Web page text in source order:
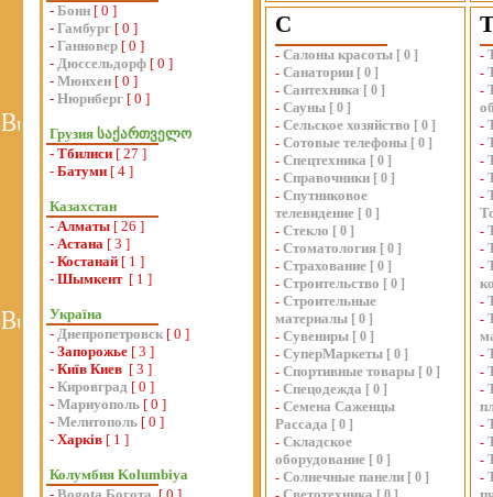
- Бонн [ 0 ]
- Гамбург [ 0 ]
- Ганновер [ 0 ]
- Дюссельдорф [ 0 ]
- Мюнхен [ 0 ]
- Нюрнберг [ 0 ]
Грузия საქართველო
- Тбилиси [ 27 ]
- Батуми [ 4 ]
Казахстан
- Алматы [ 26 ]
- Астана [ 3 ]
- Костанай [ 1 ]
- Шымкент [ 1 ]
Україна
- Днепропетровск [ 0 ]
- Запорожье [ 3 ]
- Київ Киев [ 3 ]
- Кировград [ 0 ]
- Мариуополь [ 0 ]
- Мелитополь [ 0 ]
- Харків [ 1 ]
Колумбия Kolumbiya
С
- Салоны красоты [ 0 ]
- Санатории [ 0 ]
- Сантехника [ 0 ]
- Сауны [ 0 ]
- Сельское хозяйство [ 0 ]
- Сотовые телефоны [ 0 ]
- Спецтехника [ 0 ]
- Справочники [ 0 ]
- Спутниковое
телевидение [ 0 ]
- Стекло [ 0 ]
- Стоматология [ 0 ]
- Страхование [ 0 ]
- Строительство [ 0 ]
- Строительные
материалы [ 0 ]
- Сувениры [ 0 ]
- СуперМаркеты [ 0 ]
- Спортивные товары [ 0 ]
- Спецодежда [ 0 ]
- Семена Саженцы
Рассада [ 0 ]
- Складское
оборудование [ 0 ]
- Солнечные панели [ 0 ]
-
-
-
-
-
-
-
-
-
-
-
-
-
-
-
-
-
-
-
-